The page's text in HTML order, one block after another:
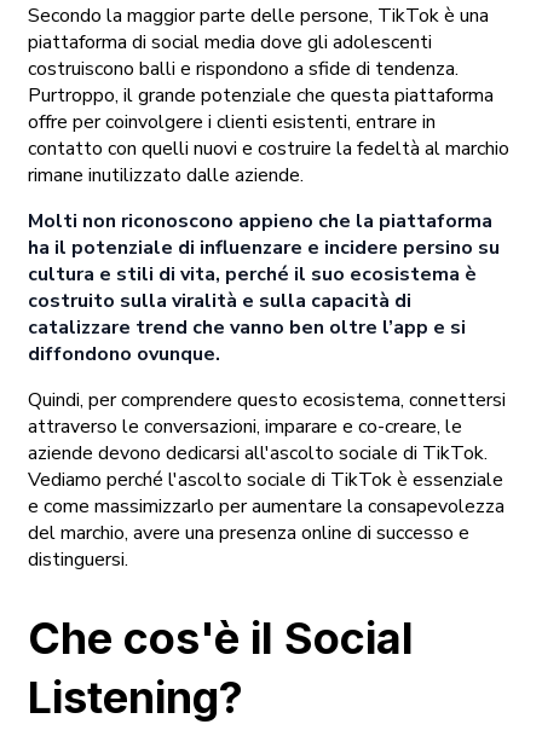
Secondo la maggior parte delle persone, TikTok è una
piattaforma di social media dove gli adolescenti
costruiscono balli e rispondono a sfide di tendenza.
Purtroppo, il grande potenziale che questa piattaforma
offre per coinvolgere i clienti esistenti, entrare in
contatto con quelli nuovi e costruire la fedeltà al marchio
rimane inutilizzato dalle aziende.
Molti non riconoscono appieno che la piattaforma
ha il potenziale di influenzare e incidere persino su
cultura e stili di vita, perché il suo ecosistema è
costruito sulla viralità e sulla capacità di
catalizzare trend che vanno ben oltre l’app e si
diffondono ovunque.
Quindi, per comprendere questo ecosistema, connettersi
attraverso le conversazioni, imparare e co-creare, le
aziende devono dedicarsi all'ascolto sociale di TikTok.
Vediamo perché l'ascolto sociale di TikTok è essenziale
e come massimizzarlo per aumentare la consapevolezza
del marchio, avere una presenza online di successo e
distinguersi.
Che cos'è il Social
Listening?